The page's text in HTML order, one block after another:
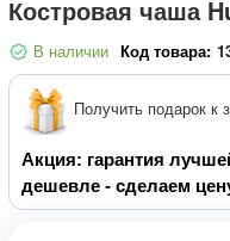
Костровая чаша
В наличии Код товара:
Получить подарок к
Акция: гарантия
дешевле - сделаем